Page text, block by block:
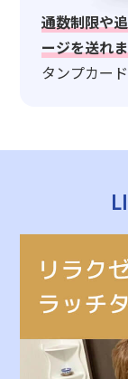
通数制限や
ージを送れ
タンプカー